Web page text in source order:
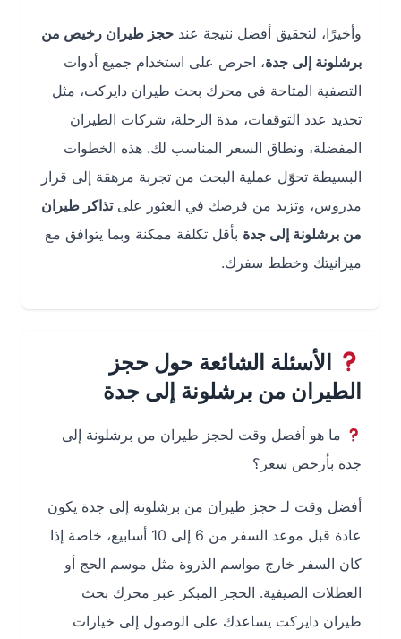
وأخيرًا، لتحقيق أفضل نتيجة عندحجز طيران رخيص من
برشلونة إلى جدة، احرص على استخدام جميع أدوات
التصفية المتاحة في محرك بحث طيران دايركت، مثل
تحديد عدد التوقفات، مدة الرحلة، شركات الطيران
المفضلة، ونطاق السعر المناسب لك. هذه الخطوات
البسيطة تحوّل عملية البحث من تجربة مرهقة إلى قرار
مدروس، وتزيد من فرصك في العثور على تذاكر طيران
من برشلونة إلى جدةبأقل تكلفة ممكنة وبما يتوافق مع
ميزانيتك وخطط سفرك.
الأسئلة الشائعة حول حجز
الطيران من برشلونة إلى جدة
ما هو أفضل وقت لحجز طيران من برشلونة إلى
جدة بأرخص سعر؟
أفضل وقت لـ حجز طيران من برشلونة إلى جدة يكون
عادة قبل موعد السفر من 6 إلى 10 أسابيع، خاصة إذا
كان السفر خارج مواسم الذروة مثل موسم الحج أو
العطلات الصيفية. الحجز المبكر عبر محرك بحث
طيران دايركت يساعدك على الوصول إلى خيارات